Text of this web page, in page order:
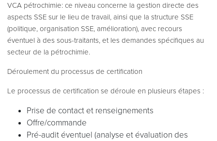
VCA pétrochimie: ce niveau concerne la gestion directe des
aspects SSE sur le lieu de travail, ainsi que la structure SSE
(politique, organisation SSE, amélioration), avec recours
éventuel à des sous-traitants, et les demandes spécifiques au
secteur de la pétrochimie.
Déroulement du processus de certification
Le processus de certification se déroule en plusieurs étapes :
Prise de contact et renseignements
Offre/commande
Pré-audit éventuel (analyse et évaluation des